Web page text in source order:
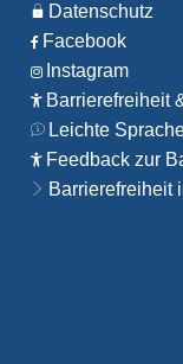
Datenschutz
Facebook
Instagram
Barrierefreiheit
Leichte
Feedback zur
Barrierefreiheit